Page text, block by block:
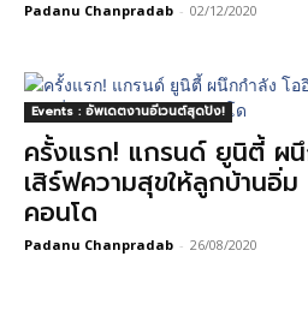
Padanu Chanpradab - 02/12/2020
Events : อัพเดตงานอีเวนต์สุดปัง!
ครั้งแรก! แกรนด์ ยูนิตี้ ผ
เสิร์ฟความสุขให้ลูกบ้านอิ่
คอนโด
Padanu Chanpradab - 26/08/2020